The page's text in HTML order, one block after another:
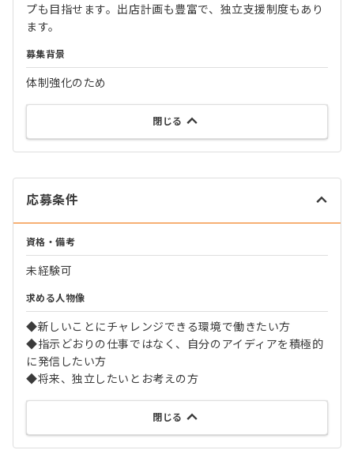
プも目指せます。出店計画も豊富で、独立支援制度もあり
ます。
募集背景
体制強化のため
閉じる
応募条件
資格・備考
未経験可
求める人物像
◆新しいことにチャレンジできる環境で働きたい方
◆指示どおりの仕事ではなく、自分のアイディアを積極的
に発信したい方
◆将来、独立したいとお考えの方
閉じる